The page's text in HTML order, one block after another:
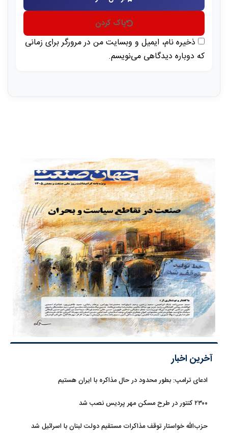
پاک کردن
ذخیره نام، ایمیل و وبسایت من در مرورگر برای زمانی
که دوباره دیدگاهی می‌نویسم.
آخرین اخبار
ادعای ترامپ: بطور محدود در حال مذاکره با ایران هستیم
۲۳۰۰ کنتور در طرح مسکن مهر پردیس نصب شد
حزب‌الله خواستار توقف مذاکرات مستقیم دولت لبنان با اسرائیل شد